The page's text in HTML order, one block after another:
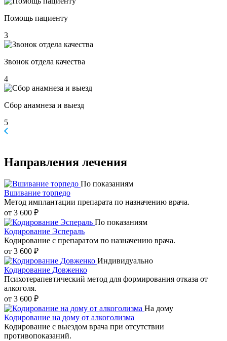
Помощь пациенту
3
Звонок отдела качества
4
Сбор анамнеза и выезд
5
Направления лечения
По показаниям
Вшивание торпедо
Метод имплантации препарата по назначению врача.
от 3 600 ₽
По показаниям
Кодирование Эспераль
Кодирование с препаратом по назначению врача.
от 3 600 ₽
Индивидуально
Кодирование Довженко
Психотерапевтический метод для формирования отказа от
алкоголя.
от 3 600 ₽
На дому
Кодирование на дому от алкоголизма
Кодирование с выездом врача при отсутствии
противопоказаний.